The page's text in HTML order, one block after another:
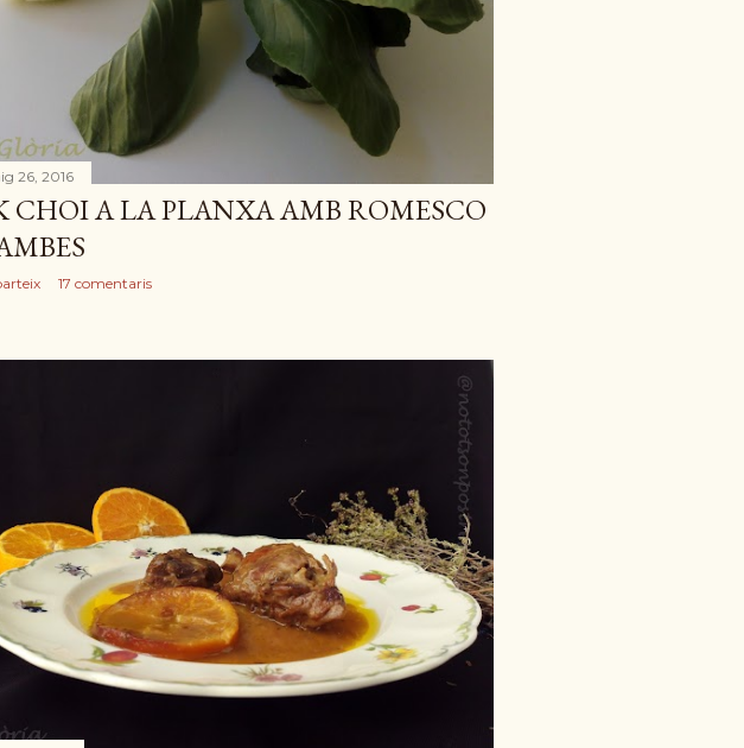
26, 2016
CHOI A LA PLANXA AMB ROMESCO
17 comentaris